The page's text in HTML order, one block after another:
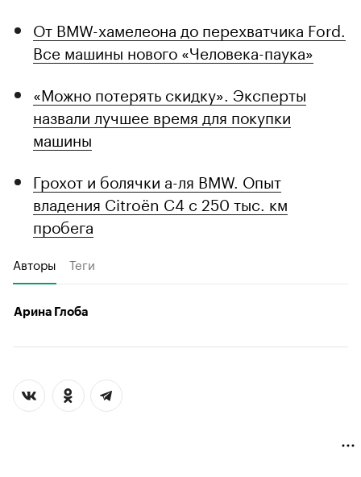
От BMW-хамелеона до перехватчика Ford.
Все машины нового «Человека-паука»
«Можно потерять скидку». Эксперты
назвали лучшее время для покупки
машины
Грохот и болячки а-ля BMW. Опыт
владения Citroёn C4 с 250 тыс. км
пробега
Авторы Теги
Арина Глоба